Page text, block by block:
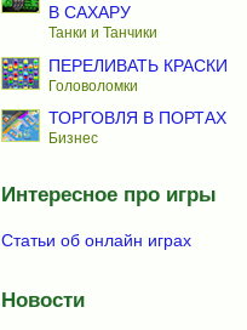
В САХАРУ
Танки и Танчики
ПЕРЕЛИВАТЬ КРАСКИ
Головоломки
ТОРГОВЛЯ В ПОРТАХ
Бизнес
Интересное про игры
Статьи об онлайн играх
Новости